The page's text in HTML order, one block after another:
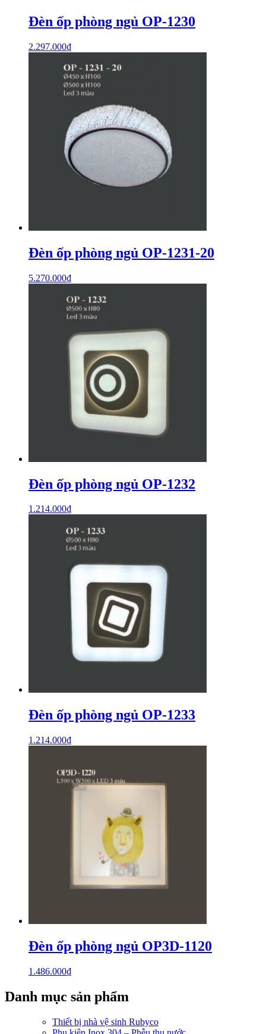
Đèn ốp phòng ngủ OP-1230
2.297.000₫
Đèn ốp phòng ngủ OP-1231-20
5.270.000₫
Đèn ốp phòng ngủ OP-1232
1.214.000₫
Đèn ốp phòng ngủ OP-1233
1.214.000₫
Đèn ốp phòng ngủ OP3D-1120
1.486.000₫
Danh mục sản phẩm
Thiết bị nhà vệ sinh Rubyco